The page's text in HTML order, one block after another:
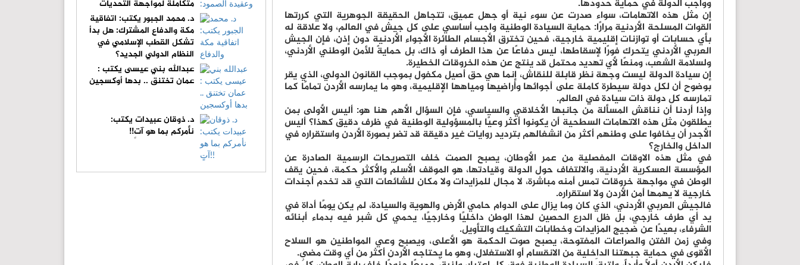
وواجب الدولة في حماية حدودها.
إن مثل هذه الاتهامات، سواء صدرت عن سوء نية أو جهل عميق، تتجاهل الحقيقة الجوهرية التي كررتها
القوات المسلحة الأردنية مرارًا: حماية السيادة الوطنية واجب أساسي على كل جيش في العالم، ولا علاقة له
بأي حسابات أو توازنات إقليمية خارجية، فحين تخترق الأجسام الطائرة الأجواء الأردنية دون إذن، فإن الجيش
العربي الأردني يتحرك فورًا لإسقاطها، ليس دفاعًا عن هذا الطرف أو ذاك، بل حمايةً للأمن الوطني الأردني،
ولسلامة الشعب، ومنعًا لأي تهديد محتمل قد ينتج عن هذه الخروقات الخطيرة.
إن سيادة الدولة ليست وجهة نظر قابلة للنقاش، إنما هي حق أصيل مكفول بموجب القانون الدولي، الذي يقر
بوضوح أن لكل دولة سيطرة كاملة على أجوائها وأراضيها ومياهها الإقليمية، وهو ما يمارسه الأردن تمامًا كما
تمارسه كل دولة ذات سيادة في العالم.
وإذا أردنا أن نناقش المسألة من جانبها الأخلاقي والسياسي، فإن السؤال الأهم هنا هو: أليس الأولى بمن
يطلقون مثل هذه الاتهامات السطحية أن يكونوا أكثر وعيًا بالمسؤولية الوطنية في ظرف دقيق كهذا؟ أليس
الأجدر أن يخافوا على وطنهم أكثر من انشغالهم بترديد روايات غير دقيقة قد تضر بصورة الأردن واستقراره في
الداخل والخارج؟
في مثل هذه الاوقات المفصلية من عمر الأوطان، يصبح الصمت خلف التصريحات الرسمية الصادرة عن
المؤسسة العسكرية الأردنية، والالتفاف حول الدولة وقيادتها، هو الموقف الأسلم والأكثر حكمة، فحين يقف
الوطن في مواجهة خروقات تمس أمنه مباشرة، لا مجال للمزايدات ولا مكان للشائعات التي قد تخدم أجندات
خارجية لا يهمها أمن الأردن ولا استقراره.
فالجيش العربي الأردني، الذي كان وما يزال على الدوام حامي الأرض والهوية والسيادة، لم يكن يومًا أداة في
يد أي طرف خارجي، بل ظل الدرع الحصين لهذا الوطن داخليًا وخارجيًا، يحمي كل شبر فيه بدماء أبنائه
الشرفاء، بعيدًا عن ضجيج المزايدات وخطابات التشكيك والتأويل.
وفي زمن الفتن والصراعات المفتوحة، يصبح صوت الحكمة هو الأعلى، ويصبح وعي المواطنين هو السلاح
الأقوى في حماية جبهتنا الداخلية من الانقسام أو الاستغلال، وهو ما يحتاجه الأردن أكثر من أي وقت مضى.
متكاملة لمواجهة التحديات
المصيرية
د. محمد الجبور يكتب: اتفاقية
مكة والدفاع المشترك: هل بدأ
تشكل القطب الإسلامي في
النظام الدولي الجديد؟
عبدالله بني عيسى يكتب :
عمان تختنق .. بدها أوكسجين
د. ذوقان عبيدات يكتب:
نأمركم بما هو آتٍ!!